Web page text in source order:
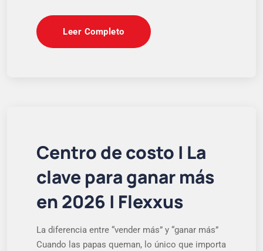
Leer Completo
Centro de costo | La
clave para ganar más
en 2026 | Flexxus
La diferencia entre “vender más” y “ganar más”
Cuando las papas queman, lo único que importa